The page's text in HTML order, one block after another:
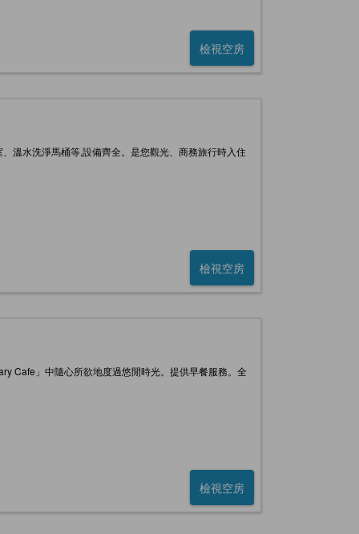
檢視空房
溫水洗淨馬桶等,設備齊全。是您觀光、商務旅行時入住
檢視空房
Cafe」中隨心所欲地度過悠閒時光。提供早餐服務。全
檢視空房